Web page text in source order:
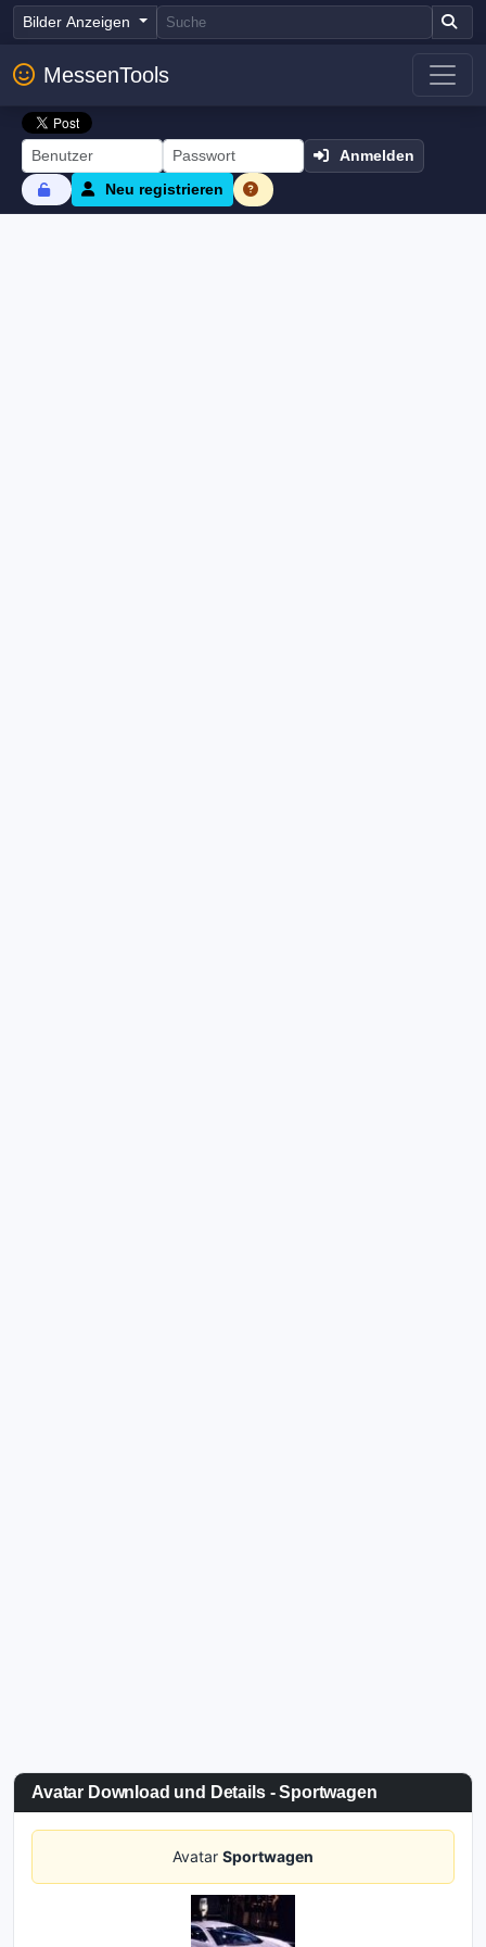
Bilder Anzeigen
MessenTools
Anmelden
Neu registrieren
Avatar Download und Details - Sportwagen
Avatar Sportwagen